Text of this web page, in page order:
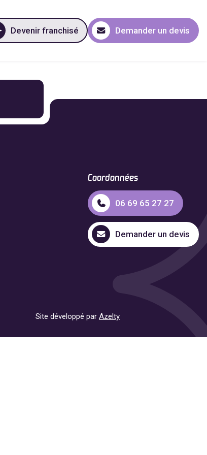
Devenir franchisé Demander un devis
Coordonnées
06 69 65 27 27
Demander un devis
Site développé par Azelty